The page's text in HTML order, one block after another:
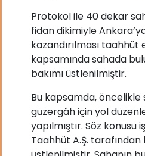
Protokol ile 40 dekar
fidan dikimiyle
kazandırılması
kapsamında sahada
bakımı üstlenilmiştir.
Bu kapsamda, öncelikle
güzergâh için yol
yapılmıştır. Söz konusu
Taahhüt A.Ş.